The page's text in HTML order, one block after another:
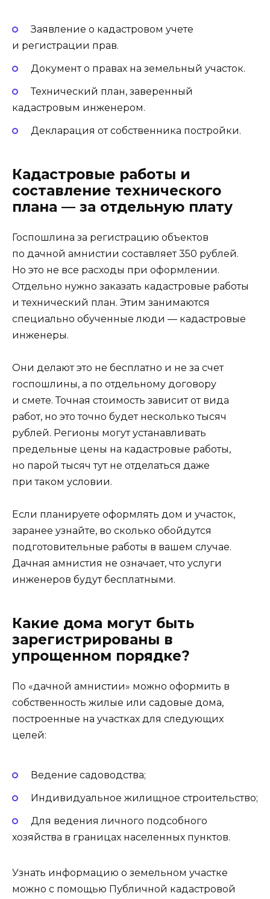
Заявление о кадастровом учете
и регистрации прав.
Документ о правах на земельный участок.
Технический план, заверенный
кадастровым инженером.
Декларация от собственника постройки.
Кадастровые работы и
составление технического
плана — за отдельную плату
Госпошлина за регистрацию объектов
по дачной амнистии составляет 350 рублей.
Но это не все расходы при оформлении.
Отдельно нужно заказать кадастровые работы
и технический план. Этим занимаются
специально обученные люди — кадастровые
инженеры.
Они делают это не бесплатно и не за счет
госпошлины, а по отдельному договору
и смете. Точная стоимость зависит от вида
работ, но это точно будет несколько тысяч
рублей. Регионы могут устанавливать
предельные цены на кадастровые работы,
но парой тысяч тут не отделаться даже
при таком условии.
Если планируете оформлять дом и участок,
заранее узнайте, во сколько обойдутся
подготовительные работы в вашем случае.
Дачная амнистия не означает, что услуги
инженеров будут бесплатными.
Какие дома могут быть
зарегистрированы в
упрощенном порядке?
По «дачной амнистии» можно оформить в
собственность жилые или садовые дома,
построенные на участках для следующих
целей:
Ведение садоводства;
Индивидуальное жилищное строительство;
Для ведения личного подсобного
хозяйства в границах населенных пунктов.
Узнать информацию о земельном участке
можно с помощью Публичной кадастровой